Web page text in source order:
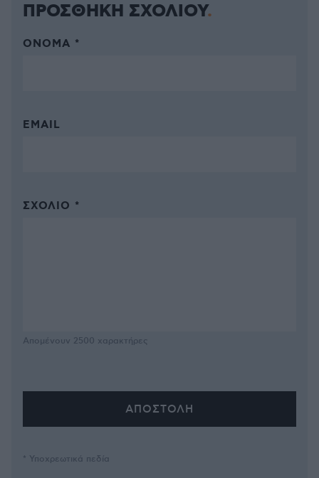
ΠΡΟΣΘΗΚΗ ΣΧΟΛΙΟΥ
ΌΝΟΜΑ *
EMAIL
ΣΧΌΛΙΟ *
Απομένουν 2500 χαρακτήρες
* Υποχρεωτικά πεδία